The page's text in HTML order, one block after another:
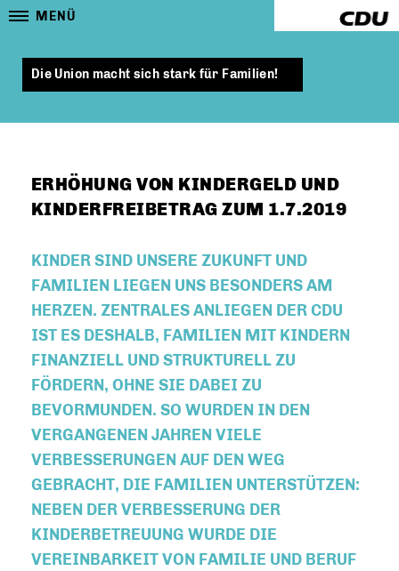
MENÜ
Die Union macht sich stark für Familien!
ERHÖHUNG VON KINDERGELD UND
KINDERFREIBETRAG ZUM 1.7.2019
KINDER SIND UNSERE ZUKUNFT UND
FAMILIEN LIEGEN UNS BESONDERS AM
HERZEN. ZENTRALES ANLIEGEN DER CDU
IST ES DESHALB, FAMILIEN MIT KINDERN
FINANZIELL UND STRUKTURELL ZU
FÖRDERN, OHNE SIE DABEI ZU
BEVORMUNDEN. SO WURDEN IN DEN
VERGANGENEN JAHREN VIELE
VERBESSERUNGEN AUF DEN WEG
GEBRACHT, DIE FAMILIEN UNTERSTÜTZEN:
NEBEN DER VERBESSERUNG DER
KINDERBETREUUNG WURDE DIE
VEREINBARKEIT VON FAMILIE UND BERUF